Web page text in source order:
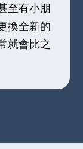
至有小朋
換全新的
就會比之